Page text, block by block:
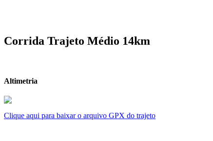
Corrida Trajeto Médio 14km
Altimetria
Clique aqui para baixar o arquivo GPX do trajeto